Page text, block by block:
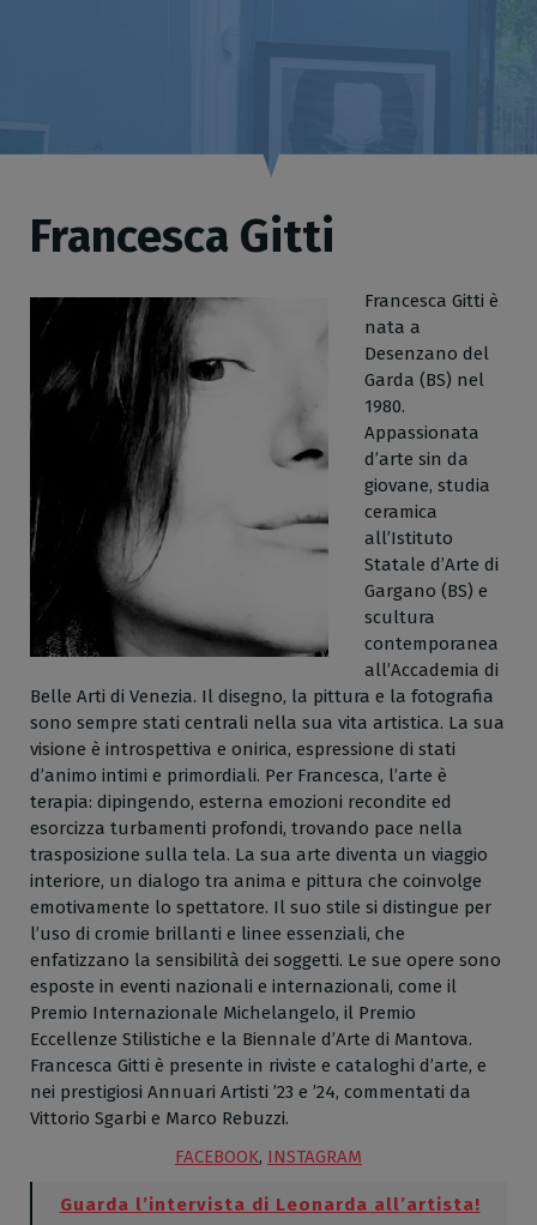
Francesca Gitti
Francesca Gitti è
nata a
Desenzano del
Garda (BS) nel
1980.
Appassionata
d’arte sin da
giovane, studia
ceramica
all’Istituto
Statale d’Arte di
Gargano (BS) e
scultura
contemporanea
all’Accademia di
Belle Arti di Venezia. Il disegno, la pittura e la fotografia
sono sempre stati centrali nella sua vita artistica. La sua
visione è introspettiva e onirica, espressione di stati
d’animo intimi e primordiali. Per Francesca, l’arte è
terapia: dipingendo, esterna emozioni recondite ed
esorcizza turbamenti profondi, trovando pace nella
trasposizione sulla tela. La sua arte diventa un viaggio
interiore, un dialogo tra anima e pittura che coinvolge
emotivamente lo spettatore. Il suo stile si distingue per
l’uso di cromie brillanti e linee essenziali, che
enfatizzano la sensibilità dei soggetti. Le sue opere sono
esposte in eventi nazionali e internazionali, come il
Premio Internazionale Michelangelo, il Premio
Eccellenze Stilistiche e la Biennale d’Arte di Mantova.
Francesca Gitti è presente in riviste e cataloghi d’arte, e
nei prestigiosi Annuari Artisti ’23 e ’24, commentati da
Vittorio Sgarbi e Marco Rebuzzi.
FACEBOOK, INSTAGRAM
Guarda l’intervista di Leonarda all’artista!